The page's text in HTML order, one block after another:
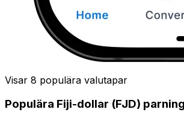
Visar 8 populära valutapar
Populära Fiji-dollar (FJD)